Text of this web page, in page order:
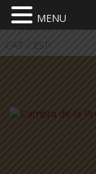
CAT / ESP
MENU